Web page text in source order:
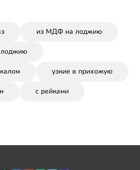
из МДФ на лоджию
лоджию
узкие в прихожую
с рейками